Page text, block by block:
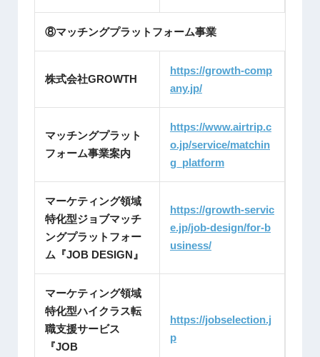
⑧マッチングプラットフォーム事業
株式会社GROWTH
https://growth-comp
any.jp/
マッチングプラット
フォーム事業案内
https://www.airtrip.c
o.jp/service/matchin
g_platform
マーケティング領域
特化型ジョブマッチ
ングプラットフォー
ム『JOB DESIGN』
https://growth-servic
e.jp/job-design/for-b
usiness/
マーケティング領域
特化型ハイクラス転
職支援サービス
『JOB
https://jobselection.j
p